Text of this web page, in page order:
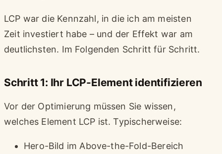
LCP war die Kennzahl, in die ich am meisten
Zeit investiert habe – und der Effekt war am
deutlichsten. Im Folgenden Schritt für Schritt.
Schritt 1: Ihr LCP-Element identifizieren
Vor der Optimierung müssen Sie wissen,
welches Element LCP ist. Typischerweise:
Hero-Bild im Above-the-Fold-Bereich